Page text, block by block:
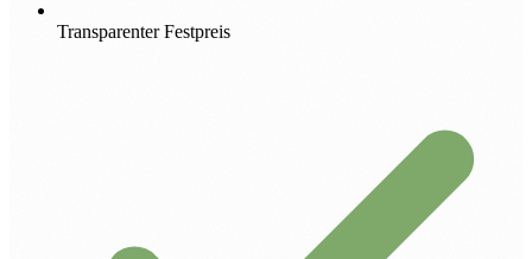
Transparenter Festpreis